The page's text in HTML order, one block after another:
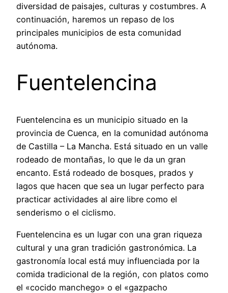
diversidad de paisajes, culturas y costumbres. A
continuación, haremos un repaso de los
principales municipios de esta comunidad
autónoma.
Fuentelencina
Fuentelencina es un municipio situado en la
provincia de Cuenca, en la comunidad autónoma
de Castilla – La Mancha. Está situado en un valle
rodeado de montañas, lo que le da un gran
encanto. Está rodeado de bosques, prados y
lagos que hacen que sea un lugar perfecto para
practicar actividades al aire libre como el
senderismo o el ciclismo.
Fuentelencina es un lugar con una gran riqueza
cultural y una gran tradición gastronómica. La
gastronomía local está muy influenciada por la
comida tradicional de la región, con platos como
el «cocido manchego» o el «gazpacho